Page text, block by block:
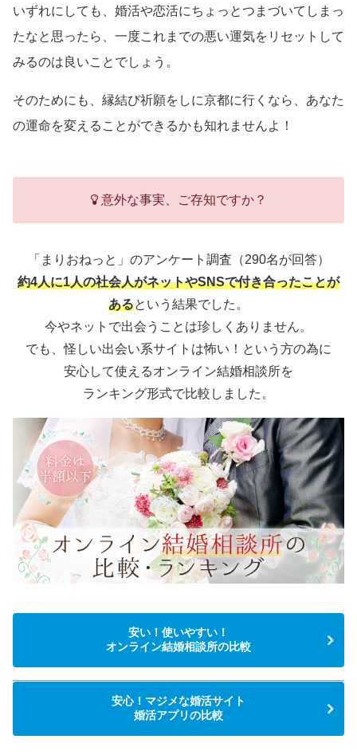
いずれにしても、婚活や恋活にちょっとつまづいてしまっ
たなと思ったら、一度これまでの悪い運気をリセットして
みるのは良いことでしょう。
そのためにも、縁結び祈願をしに京都に行くなら、あなた
の運命を変えることができるかも知れませんよ！
意外な事実、ご存知ですか？
「まりおねっと」のアンケート調査（290名が回答）
約4人に1人の社会人がネットやSNSで付き合ったことが
あるという結果でした。
今やネットで出会うことは珍しくありません。
でも、怪しい出会い系サイトは怖い！という方の為に
安心して使えるオンライン結婚相談所を
ランキング形式で比較しました。
安い！使いやすい！
オンライン結婚相談所の比較
安心！マジメな婚活サイト
婚活アプリの比較